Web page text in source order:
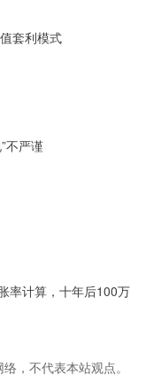
套利模式
不严谨
率计算，十年后100万
，不代表本站观点。